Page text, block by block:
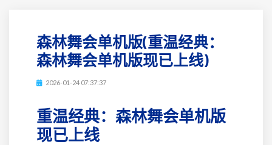
森林舞会单机版(重温经典：
森林舞会单机版现已上线)
2026-01-24 07:37:37
重温经典：森林舞会单机版
现已上线